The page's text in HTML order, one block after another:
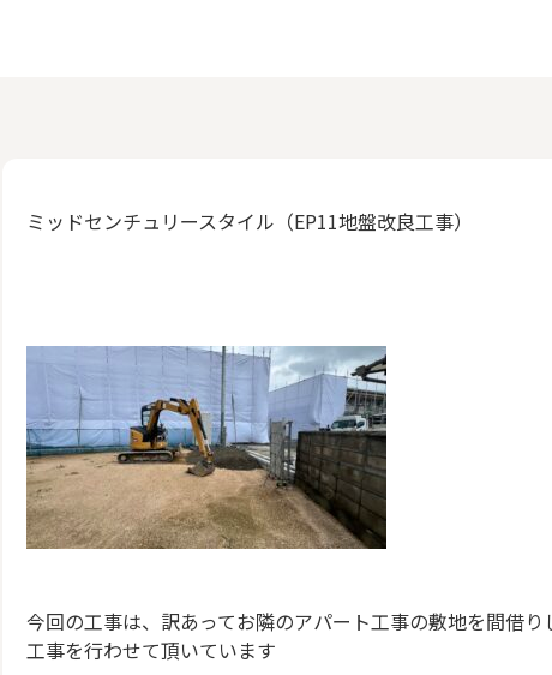
ミッドセンチュリースタイル（EP11地盤改良工事）
今回の工事は、訳あってお隣のアパート工事の敷地を間借り
工事を行わせて頂いています